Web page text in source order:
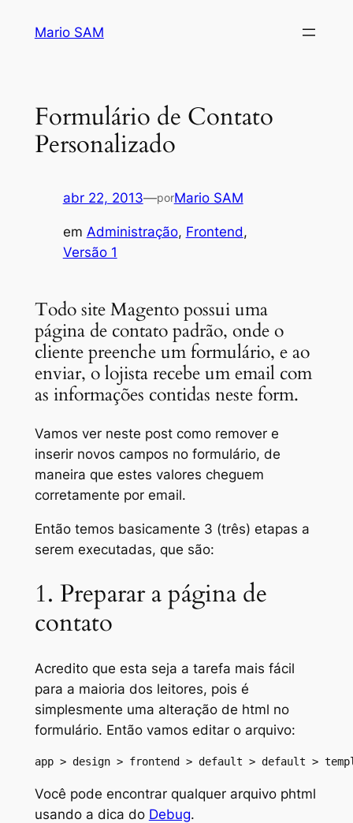
Mario SAM
Formulário de Contato
Personalizado
abr 22, 2013—porMario SAM
em Administração, Frontend
Versão 1
Todo site Magento possui uma
página de contato padrão, onde o
cliente preenche um formulário, e ao
enviar, o lojista recebe um email com
as informações contidas neste form.
Vamos ver neste post como remover e
inserir novos campos no formulário, de
maneira que estes valores cheguem
corretamente por email.
Então temos basicamente 3 (três) etapas a
serem executadas, que são:
1. Preparar a página de
contato
Acredito que esta seja a tarefa mais fácil
para a maioria dos leitores, pois é
simplesmente uma alteração de html no
formulário. Então vamos editar o arquivo:
app > design > frontend > default > default >
Você pode encontrar qualquer arquivo phtml
usando a dica do Debug.